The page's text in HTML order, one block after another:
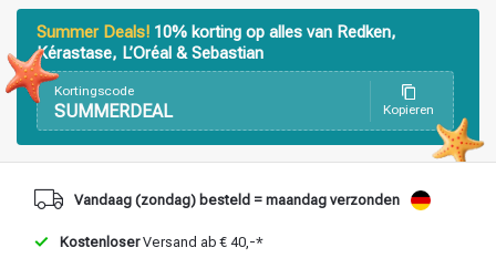
Stylingprodukte
Summer Deals! 10% korting op alles van Redken,
Kérastase, L’Oréal & Sebastian
Kortingscode
SUMMERDEAL Kopieren
Vandaag (zondag) besteld = maandag verzonden
KostenloserVersand ab € 40,-*